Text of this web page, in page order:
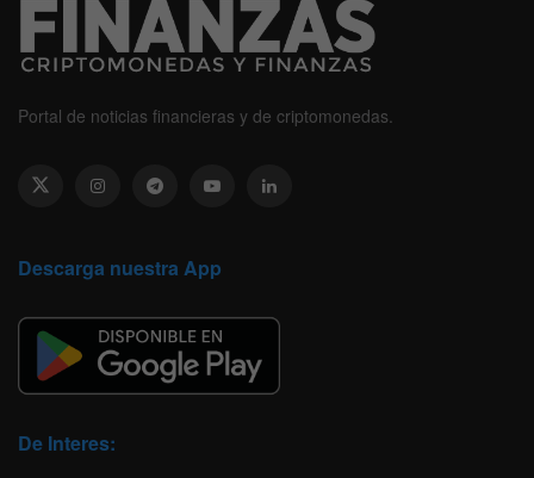
Portal de noticias financieras y de criptomonedas.
Descarga nuestra App
De Interes: